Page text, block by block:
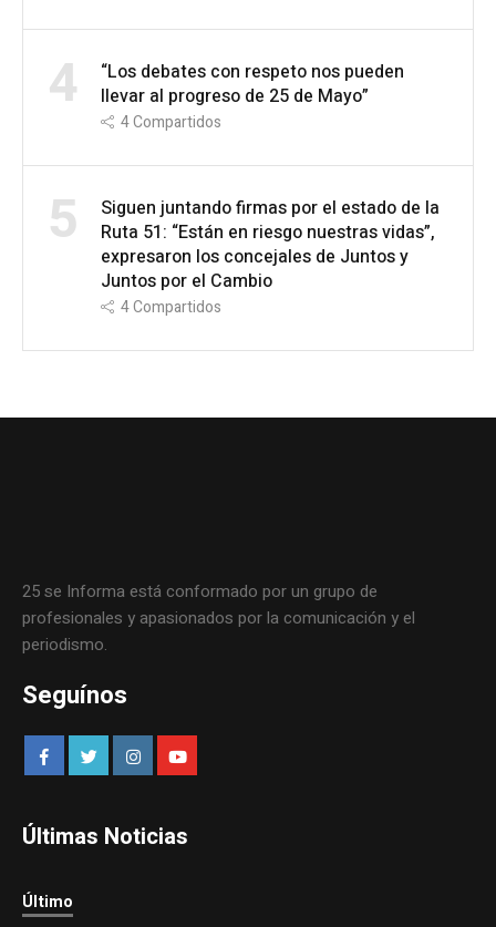
4
“Los debates con respeto nos pueden
llevar al progreso de 25 de Mayo”
4Compartidos
5
Siguen juntando firmas por el estado de la
Ruta 51: “Están en riesgo nuestras vidas”,
expresaron los concejales de Juntos y
Juntos por el Cambio
4Compartidos
25 se Informa está conformado por un grupo de
profesionales y apasionados por la comunicación y el
periodismo.
Seguínos
Últimas Noticias
Último